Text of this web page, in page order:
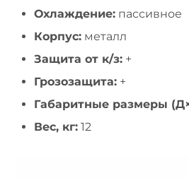
Охлаждение: пассивное
Корпус: металл
Защита от к/з: +
Грозозащита: +
Габаритные размеры
Вес, кг: 12